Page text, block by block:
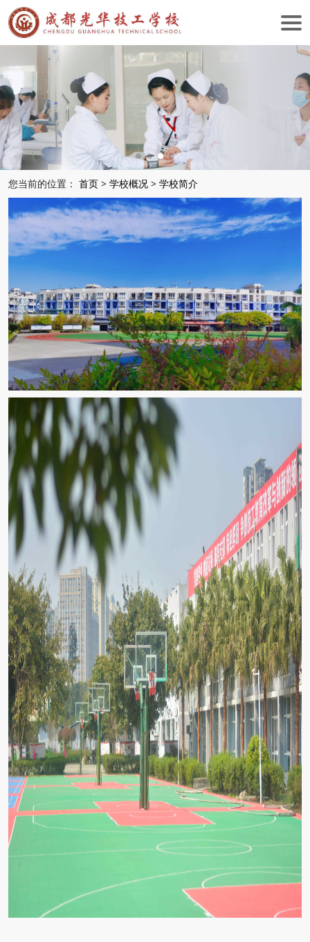
您当前的位置： 首页 > 学校概况 > 学校简介